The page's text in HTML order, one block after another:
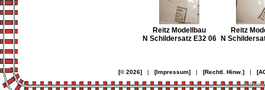
Reitz Modellbau
N Schildersatz E32 06
Reitz
N
[© 2026]| [Impressum]| [Rechtl. Hinw.]|
©